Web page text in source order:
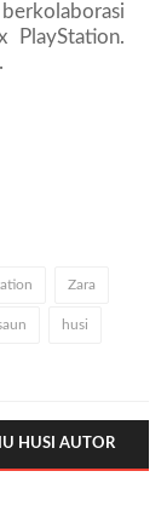
Zara
husi
HUSI AUTOR